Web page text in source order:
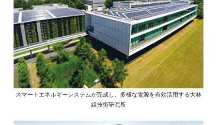
スマートエネルギーシステムが完成し、多様な電源を有効活用する大林
組技術研究所